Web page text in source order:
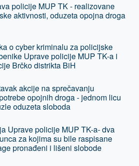
policije MUP TK - realizovane
aktivnosti, oduzeta opojna droga
o cyber kriminalu za policijske
Uprave policije MUP TK-a i
Brčko distrikta BiH
akcije na sprečavanju
opojnih droga - jednom licu
oduzeta sloboda
Uprave policije MUP TK-a- dva
za kojima su bile raspisane
pronađeni i lišeni slobode